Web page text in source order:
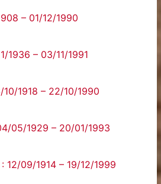
– 01/12/1990
1936 – 03/11/1991
1918 – 22/10/1990
05/1929 – 20/01/1993
12/09/1914 – 19/12/1999